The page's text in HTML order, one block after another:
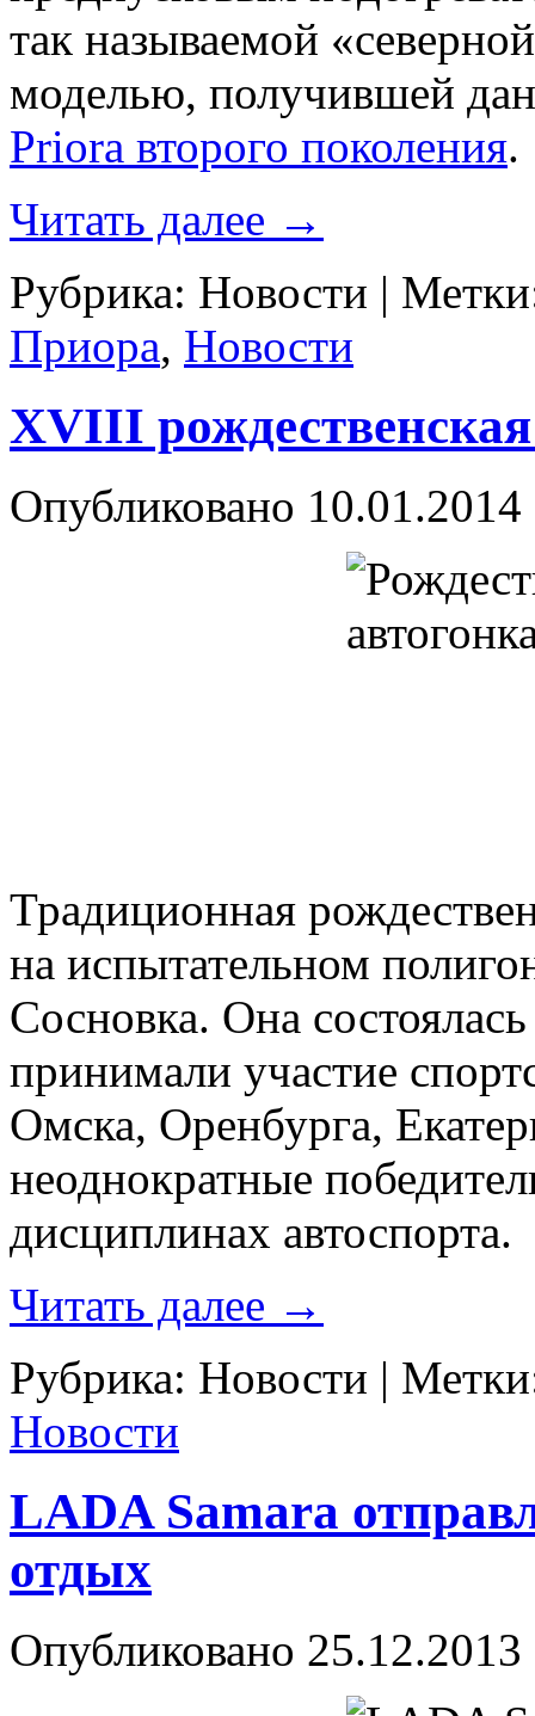
так называемой
моделью, получившей
Priora второго поколения.
Читать далее →
Рубрика: Новости |
Приора, Новости
XVIII
Опубликовано 10.01.2014
Традиционная
на испытательном
Сосновка. Она
принимали участие
Омска, Оренбурга,
неоднократные
дисциплинах автоспорта.
Читать далее →
Рубрика: Новости |
Новости
LADA Samara
отдых
Опубликовано 25.12.2013